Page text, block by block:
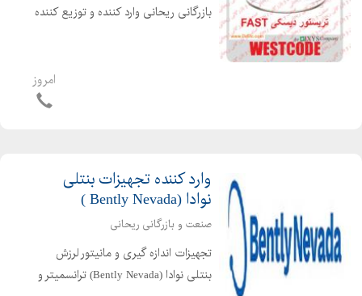
بازرگانی ریحانی وارد کننده و توزیع کننده
( آخرین قیمت را از ما بخواهید) تریستور
امروز
وارد کننده تجهیزات بنتلی
نوادا (Bently Nevada )
صنعت و بازرگانی ریحانی
تجهیزات اندازه گیری و مانیتور لرزش
بنتلی نوادا (Bently Nevada) ترانسمیتر و